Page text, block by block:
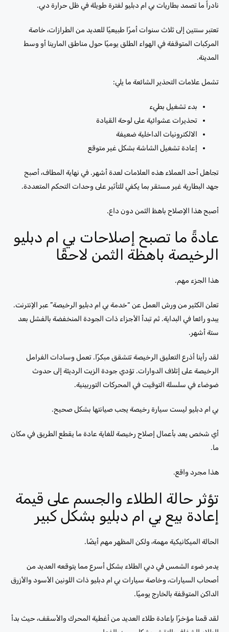
نادراً ما تصمد بطاريات بي ام دبليو لفترة طويلة في ظل حرارة دبي.
تعتبر سنتين إلى ثلاث سنوات أمرًا طبيعيًا للعديد من الطرازات، خاصة
المركبات المتوقفة في الهواء الطلق يوميًا حول مناطق المارينا أو وسط
المدينة.
تشمل علامات التحذير الشائعة ما يلي:
بدء تشغيل بطيء
تحذيرات عشوائية على لوحة القيادة
الالكترونيات الداخلية ضعيفة
إعادة تشغيل الشاشة بشكل غير متوقع
تجاهل أحد العملاء هذه العلامات لعدة أشهر. في نهاية المطاف، أصبح
جهد البطارية غير مستقر بما يكفي للتأثير على وحدات التحكم المتعددة.
أصبح هذا الإصلاح باهظ الثمن دون داع.
عادةً ما تصبح إصلاحات بي ام دبليو
الرخيصة باهظة الثمن لاحقًا
هذا الجزء مهم.
تعلن الكثير من ورش العمل عن “خدمة بي ام دبليو الرخيصة” عبر الإنترنت.
يبدو رائعا في البداية. ثم تبدأ الأجزاء ذات الجودة المنخفضة بالفشل بعد
ستة أشهر.
لقد رأينا أذرع التعليق الرخيصة تتشقق مبكرًا. تعمل وسادات الفرامل
الرخيصة على إتلاف الدوارات. تؤدي جودة الزيت الرديئة إلى حدوث
ضوضاء في سلسلة التوقيت في المحركات التوربينية.
بي ام دبليو ليست سيارة رخيصة يجب صيانتها بشكل صحيح.
أي شخص يعد بأعمال إصلاح رخيصة للغاية عادة ما يقطع الطريق في مكان
ما.
هذا مجرد واقع.
تؤثر حالة الطلاء والجسم على قيمة
إعادة بيع بي ام دبليو بشكل كبير
الحالة الميكانيكية مهمة، ولكن المظهر مهم أيضًا.
يدمر ضوء الشمس في دبي الطلاء بشكل أسرع مما يتوقعه العديد من
أصحاب السيارات، وخاصة سيارات بي ام دبليو ذات اللونين الأسود والأزرق
الداكن المتوقفة بالخارج يوميًا.
لقد قمنا مؤخرًا بإعادة طلاء العديد من أغطية المحرك والأسقف، حيث بدأ